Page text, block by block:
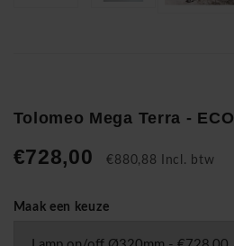
Tolomeo Mega Terra - ECO
€728,00 €880,88 Incl. btw
Maak een keuze